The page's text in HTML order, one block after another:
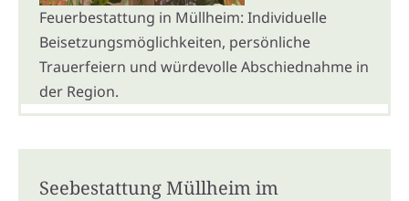
Feuerbestattung in Müllheim: Individuelle
Beisetzungsmöglichkeiten, persönliche
Trauerfeiern und würdevolle Abschiednahme in
der Region.
Seebestattung Müllheim im